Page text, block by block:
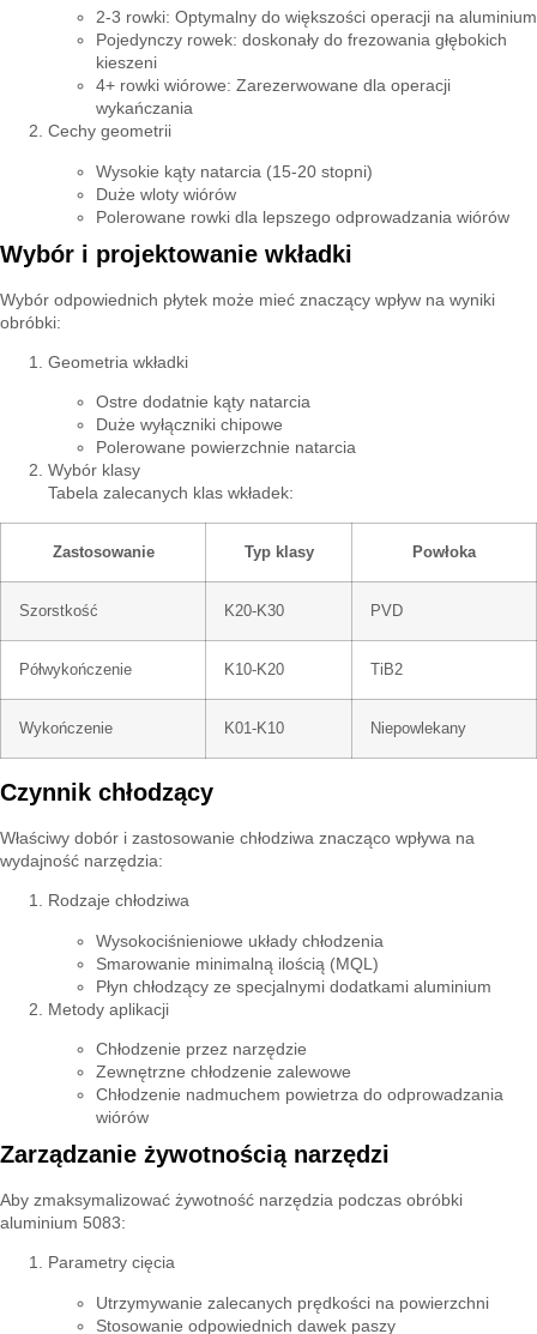
2-3 rowki: Optymalny do większości operacji na aluminium
Pojedynczy rowek: doskonały do frezowania głębokich
kieszeni
4+ rowki wiórowe: Zarezerwowane dla operacji
wykańczania
Cechy geometrii
Wysokie kąty natarcia (15-20 stopni)
Duże wloty wiórów
Polerowane rowki dla lepszego odprowadzania wiórów
Wybór i projektowanie wkładki
Wybór odpowiednich płytek może mieć znaczący wpływ na wyniki
obróbki:
Geometria wkładki
Ostre dodatnie kąty natarcia
Duże wyłączniki chipowe
Polerowane powierzchnie natarcia
Wybór klasy
Tabela zalecanych klas wkładek:
Zastosowanie Typ klasy Powłoka
Szorstkość K20-K30 PVD
Półwykończenie K10-K20 TiB2
Wykończenie K01-K10 Niepowlekany
Czynnik chłodzący
Właściwy dobór i zastosowanie chłodziwa znacząco wpływa na
wydajność narzędzia:
Rodzaje chłodziwa
Wysokociśnieniowe układy chłodzenia
Smarowanie minimalną ilością (MQL)
Płyn chłodzący ze specjalnymi dodatkami aluminium
Metody aplikacji
Chłodzenie przez narzędzie
Zewnętrzne chłodzenie zalewowe
Chłodzenie nadmuchem powietrza do odprowadzania
wiórów
Zarządzanie żywotnością narzędzi
Aby zmaksymalizować żywotność narzędzia podczas obróbki
aluminium 5083:
Parametry cięcia
Utrzymywanie zalecanych prędkości na powierzchni
Stosowanie odpowiednich dawek paszy